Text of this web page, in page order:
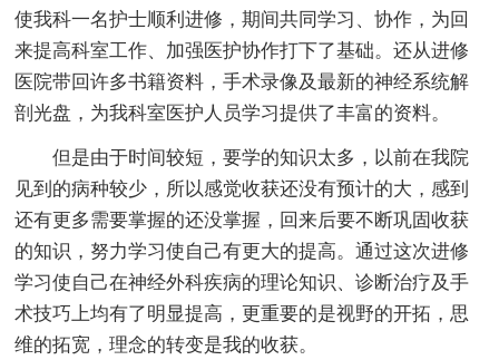
使我科一名护士顺利进修，期间共同学习、协作，为回
来提高科室工作、加强医护协作打下了基础。还从进修
医院带回许多书籍资料，手术录像及最新的神经系统解
剖光盘，为我科室医护人员学习提供了丰富的资料。
但是由于时间较短，要学的知识太多，以前在我院
见到的病种较少，所以感觉收获还没有预计的大，感到
还有更多需要掌握的还没掌握，回来后要不断巩固收获
的知识，努力学习使自己有更大的提高。通过这次进修
学习使自己在神经外科疾病的理论知识、诊断治疗及手
术技巧上均有了明显提高，更重要的是视野的开拓，思
维的拓宽，理念的转变是我的收获。